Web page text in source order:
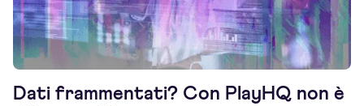
Dati frammentati? Con PlayHQ non è